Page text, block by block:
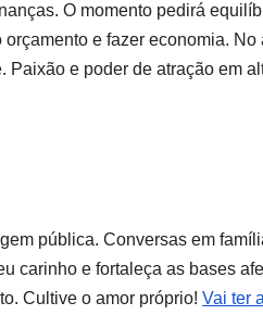
O momento pedirá
e fazer economia. No
Paixão e poder de atração em
pública. Conversas em
carinho e fortaleça as bases
Cultive o amor próprio! Vai ter